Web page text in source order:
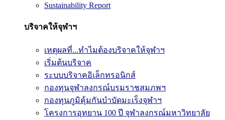
Sustainability Report
บริจาคให้จุฬาฯ
เหตุผลที่...ทำไมต้องบริจาคให้จุฬาฯ
เริ่มต้นบริจาค
ระบบบริจาคอิเล็กทรอนิกส์
กองทุนจุฬาลงกรณ์บรมราชสมภพฯ
กองทุนภูมิคุ้มกันบำบัดมะเร็งจุฬาฯ
โครงการอุทยาน 100 ปี จุฬาลงกรณ์มหาวิทยาลัย